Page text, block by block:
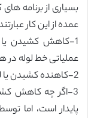
بسیاری از برنامه
عمده از این کار
1-کاهش کشیدن یا
عملیاتی خط لوله
2-کاهنده کشیدن یا لاروبی در غلظت های پایین موثر تر بوده است.
3-اگر چه کاهش
پایدار است، اما